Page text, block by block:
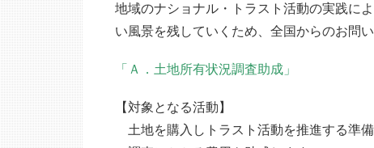
地域のナショナル・トラスト活動の実践に
い風景を残していくため、全国からのお問
「Ａ．土地所有状況調査助成」
【対象となる活動】
土地を購入しトラスト活動を推進する準